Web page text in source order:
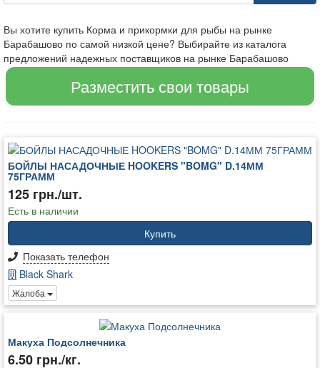
Вы хотите купить Корма и прикормки для рыбы на рынке
Барабашово по самой низкой цене? Выбирайте из каталога
предложений надежных поставщиков на рынке Барабашово
Разместить свои товары
БОЙЛЫ НАСАДОЧНЫЕ HOOKERS "BOMG" D.14ММ
75ГРАММ
125 грн./шт.
Есть в наличии
Купить
Показать телефон
Black Shark
Жалоба
Макуха Подсолнечника
6.50 грн./кг.